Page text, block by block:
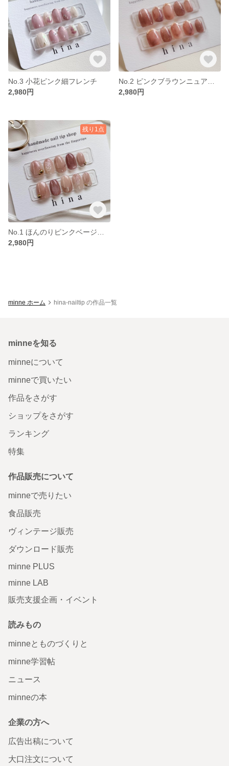
No.3 小花ピンク細フレンチ
2,980円
2,980円
残り1点
2,980円
minne ホーム hina-nailtip の作品一覧
minneを知る
minneについて
minneで買いたい
作品をさがす
ショップをさがす
ランキング
特集
作品販売について
minneで売りたい
食品販売
ヴィンテージ販売
ダウンロード販売
minne PLUS
minne LAB
販売支援企画・イベント
読みもの
minneとものづくりと
minne学習帖
ニュース
minneの本
企業の方へ
広告出稿について
大口注文について